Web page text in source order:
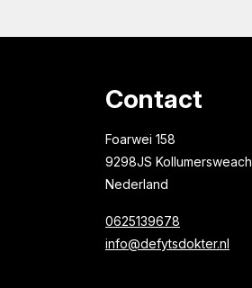
Contact
Foarwei 158
9298JS Kollumersweach
Nederland
0625139678
info@defytsdokter.nl